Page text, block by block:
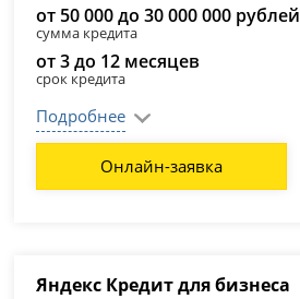
от 50 000 до 30 000 000 рублей
сумма кредита
от 3 до 12 месяцев
срок кредита
Подробнее
Онлайн-заявка
Яндекс Кредит для бизнеса